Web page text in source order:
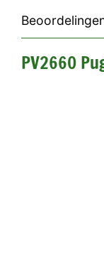
PV2660